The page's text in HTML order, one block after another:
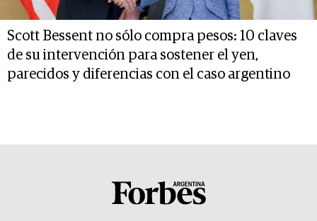
Scott Bessent no sólo compra pesos: 10 claves
de su intervención para sostener el yen,
parecidos y diferencias con el caso argentino